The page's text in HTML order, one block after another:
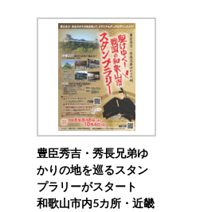
豊臣秀吉・秀長兄弟ゆ
かりの地を巡るスタン
プラリーがスタート
和歌山市内5カ所・近畿